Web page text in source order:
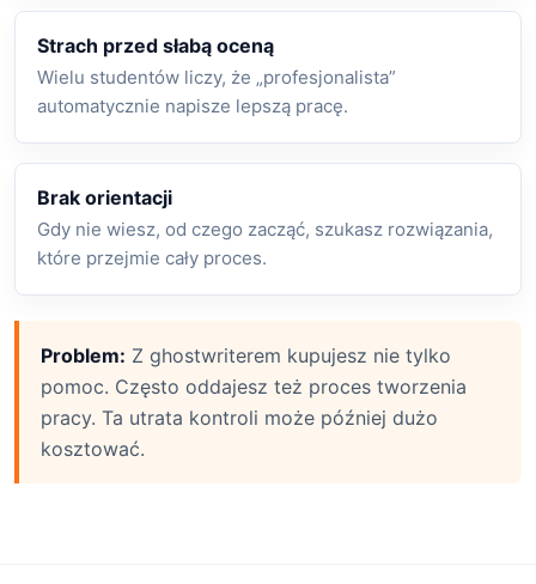
Strach przed słabą oceną
Wielu studentów liczy, że „profesjonalista”
automatycznie napisze lepszą pracę.
Brak orientacji
Gdy nie wiesz, od czego zacząć, szukasz rozwiązania,
które przejmie cały proces.
Problem: Z ghostwriterem kupujesz nie tylko
pomoc. Często oddajesz też proces tworzenia
pracy. Ta utrata kontroli może później dużo
kosztować.